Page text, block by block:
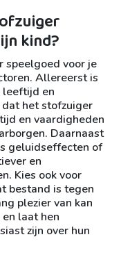
kind?
speelgoed voor je
Allereerst is
leeftijd en
dat het stofzuiger
en vaardigheden
Daarnaast
geluidseffecten of
en
Kies ook voor
bestand is tegen
plezier van kan
laat hen
zijn over hun